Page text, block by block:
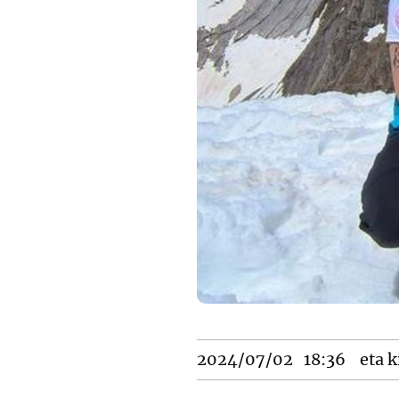
2024/07/02 18:36 eta